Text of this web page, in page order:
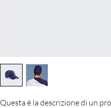
Questa è la descrizione di un